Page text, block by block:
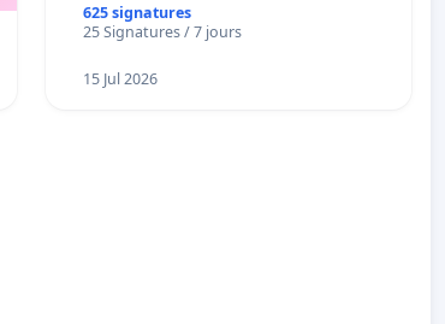
625 signatures
25 Signatures / 7 jours
15 Jul 2026